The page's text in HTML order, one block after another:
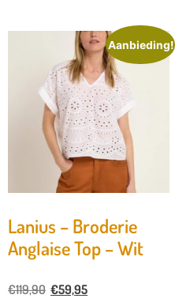
Aanbieding!
Lanius – Broderie
Anglaise Top – Wit
€119,90 €59,95